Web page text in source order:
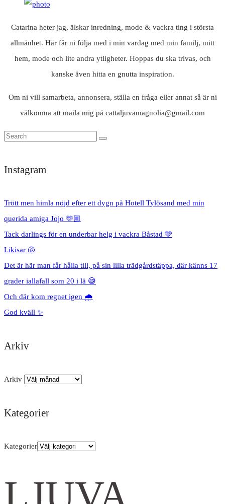
Catarina heter jag, älskar inredning, mode & vackra ting i största
allmänhet. Här får ni följa med i min vardag med min familj, mitt
hem, mode och lite andra ytligheter. Hoppas du ska trivas, och
kanske även hitta en gnutta inspiration.
Om ni vill samarbeta, annonsera, ställa en fråga eller annat så är ni
välkomna att maila mig på cattaljuvamagnolia@gmail.com
Instagram
Trött men himla nöjd efter ett dygn på Hotell Tylösand med min
querida amiga Jojo 🫶🏼
Tack darlings för en underbar helg i vackra Båstad 🩵
Likisar 🐚
Det är här man får hålla till, på sin lilla trädgårdstäppa, där känns 17
grader iallafall som 20 i lä 😅
Och där kom regnet igen 🌧️
God kväll ✨
Arkiv
Arkiv
Kategorier
Kategorier